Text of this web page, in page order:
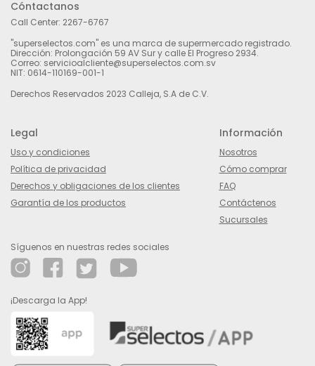
Cóntactanos
Call Center: 2267-6767
"superselectos.com" es una marca de supermercado registrado.
Dirección: Prolongación 59 AV Sur y calle El Progreso 2934.
Correo: servicioalcliente@superselectos.com.sv
NIT: 0614-110169-001-1
Derechos Reservados 2023 Calleja, S.A de C.V.
Legal
Uso y condiciones
Política de privacidad
Derechos y obligaciones de los clientes
Garantía de los productos
Información
Nosotros
Cómo comprar
FAQ
Contáctenos
Sucursales
Síguenos en nuestras redes sociales
¡Descarga la App!